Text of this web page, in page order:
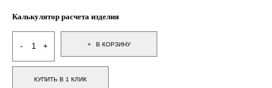
Калькулятор расчета изделия
В КОРЗИНУ
КУПИТЬ В 1 КЛИК